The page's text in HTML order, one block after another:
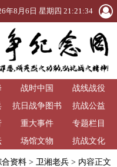
年8月6日 星期四 21:21:35
战时中国
战线战役
抗日战争图书
馆
抗战公益
重大事件
专题栏目
场馆文物 抗战文化
合资料> 卫湘老兵> 内容正文